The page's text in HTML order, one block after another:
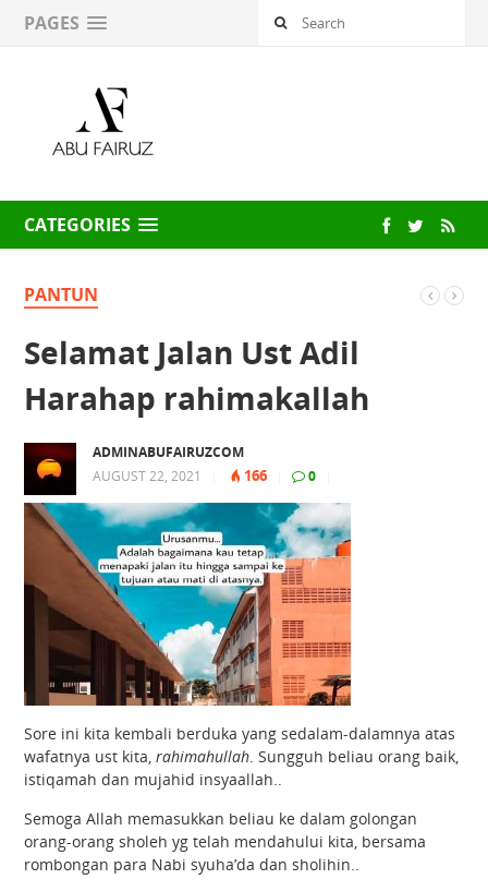
PAGES
CATEGORIES
PANTUN
Selamat Jalan Ust Adil
Harahap rahimakallah
ADMINABUFAIRUZCOM
AUGUST 22, 2021
166 0
Sore ini kita kembali berduka yang sedalam-dalamnya atas
wafatnya ust kita,rahimahullah. Sungguh beliau orang baik,
istiqamah dan mujahid insyaallah..
Semoga Allah memasukkan beliau ke dalam golongan
orang-orang sholeh yg telah mendahului kita, bersama
rombongan para Nabi syuha’da dan sholihin..